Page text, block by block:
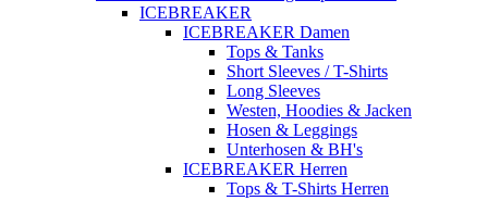
ICEBREAKER
ICEBREAKER Damen
Tops & Tanks
Short Sleeves / T-Shirts
Long Sleeves
Westen, Hoodies & Jacken
Hosen & Leggings
Unterhosen & BH's
ICEBREAKER Herren
Tops & T-Shirts Herren